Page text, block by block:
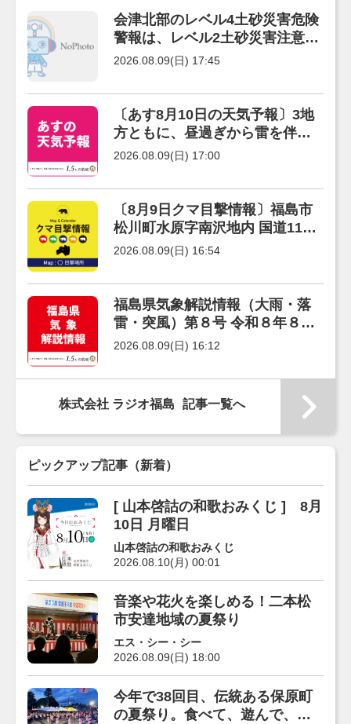
会津北部のレベル4土砂災害危険
警報は、レベル2土砂災害注意報
に。
2026.08.09(日) 17:45
〔あす8月10日の天気予報〕3地
方ともに、昼過ぎから雷を伴う
雨が降る予報です。
2026.08.09(日) 17:00
〔8月9日クマ目撃情報〕福島市
松川町水原字南沢地内 国道115
号上
2026.08.09(日) 16:54
福島県気象解説情報（大雨・落
雷・突風）第８号 令和８年８月
９日１６時０８分 福島地方気
2026.08.09(日) 16:12
株式会社 ラジオ福島 記事一覧へ
ピックアップ記事（新着）
[ 山本啓詁の和歌おみくじ ] 8月
10日 月曜日
山本啓詁の和歌おみくじ
2026.08.10(月) 00:01
音楽や花火を楽しめる！二本松
市安達地域の夏祭り
エス・シー・シー
2026.08.09(日) 18:00
今年で38回目、伝統ある保原町
の夏祭り。食べて、遊んで、踊